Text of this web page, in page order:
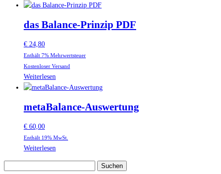
das Balance-Prinzip PDF
€ 24,80
Enthält 7% Mehrwertsteuer
Kostenloser Versand
Weiterlesen
metaBalance-Auswertung
€ 60,00
Enthält 19% MwSt.
Weiterlesen